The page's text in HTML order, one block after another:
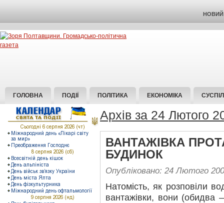
НОВИЙ
ГОЛОВНА ПОДІЇ ПОЛІТИКА ЕКОНОМІКА
Архів за 24 Лютого
ВАНТАЖІВКА
БУДИНОК
Опубліковано: 24 Лютого
Натомість, як розповіли
вантажівки, вони (обидва –